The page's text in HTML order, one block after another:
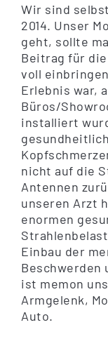
Wir sind
2014. Unser
geht, sollte
Beitrag für
voll
Erlebnis war,
Büros/
installiert
nicht auf die
Antennen
unseren Arzt
enormen
Einbau der
Beschwerden
ist memon
Armgelenk,
Auto.